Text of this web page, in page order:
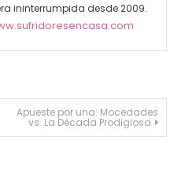
ininterrumpida desde 2009.
entradas
Apueste por una: Mocedades
vs. La Década Prodigiosa